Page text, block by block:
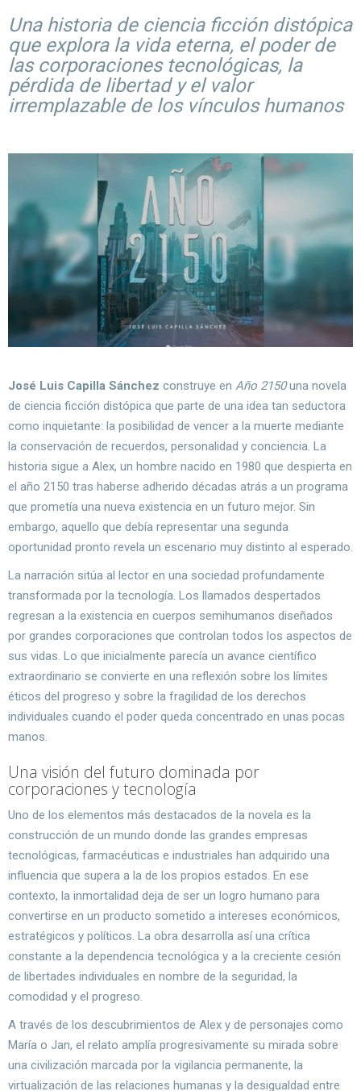
Una historia de ciencia ficción distópica
que explora la vida eterna, el poder de
las corporaciones tecnológicas, la
pérdida de libertad y el valor
irremplazable de los vínculos humanos
José Luis Capilla Sánchez construye en Año 2150una novela
de ciencia ficción distópica que parte de una idea tan seductora
como inquietante: la posibilidad de vencer a la muerte mediante
la conservación de recuerdos, personalidad y conciencia. La
historia sigue a Alex, un hombre nacido en 1980 que despierta en
el año 2150 tras haberse adherido décadas atrás a un programa
que prometía una nueva existencia en un futuro mejor. Sin
embargo, aquello que debía representar una segunda
oportunidad pronto revela un escenario muy distinto al esperado.
La narración sitúa al lector en una sociedad profundamente
transformada por la tecnología. Los llamados despertados
regresan a la existencia en cuerpos semihumanos diseñados
por grandes corporaciones que controlan todos los aspectos de
sus vidas. Lo que inicialmente parecía un avance científico
extraordinario se convierte en una reflexión sobre los límites
éticos del progreso y sobre la fragilidad de los derechos
individuales cuando el poder queda concentrado en unas pocas
manos.
Una visión del futuro dominada por
corporaciones y tecnología
Uno de los elementos más destacados de la novela es la
construcción de un mundo donde las grandes empresas
tecnológicas, farmacéuticas e industriales han adquirido una
influencia que supera a la de los propios estados. En ese
contexto, la inmortalidad deja de ser un logro humano para
convertirse en un producto sometido a intereses económicos,
estratégicos y políticos. La obra desarrolla así una crítica
constante a la dependencia tecnológica y a la creciente cesión
de libertades individuales en nombre de la seguridad, la
comodidad y el progreso.
A través de los descubrimientos de Alex y de personajes como
María o Jan, el relato amplía progresivamente su mirada sobre
una civilización marcada por la vigilancia permanente, la
virtualización de las relaciones humanas y la desigualdad entre